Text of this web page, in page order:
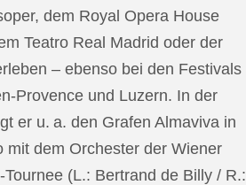
dem Royal Opera House
Teatro Real Madrid oder der
– ebenso bei den Festivals
Provence und Luzern. In der
er u. a. den Grafen Almaviva in
mit dem Orchester der Wiener
(L.: Bertrand de Billy / R.: